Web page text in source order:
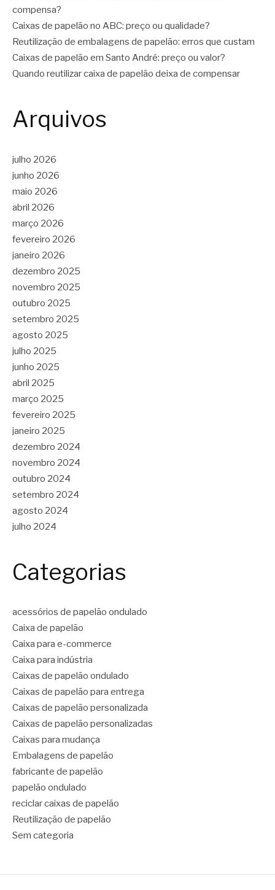
compensa?
Caixas de papelão no ABC: preço ou qualidade?
Reutilização de embalagens de papelão: erros que custam
Caixas de papelão em Santo André: preço ou valor?
Quando reutilizar caixa de papelão deixa de compensar
Arquivos
julho 2026
junho 2026
maio 2026
abril 2026
março 2026
fevereiro 2026
janeiro 2026
dezembro 2025
novembro 2025
outubro 2025
setembro 2025
agosto 2025
julho 2025
junho 2025
abril 2025
março 2025
fevereiro 2025
janeiro 2025
dezembro 2024
novembro 2024
outubro 2024
setembro 2024
agosto 2024
julho 2024
Categorias
acessórios de papelão ondulado
Caixa de papelão
Caixa para e-commerce
Caixa para indústria
Caixas de papelão ondulado
Caixas de papelão para entrega
Caixas de papelão personalizada
Caixas de papelão personalizadas
Caixas para mudança
Embalagens de papelão
fabricante de papelão
papelão ondulado
reciclar caixas de papelão
Reutilização de papelão
Sem categoria